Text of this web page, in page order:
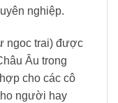
nghiệp.
ngoc trai) được
Âu trong
cho các cô
người hay